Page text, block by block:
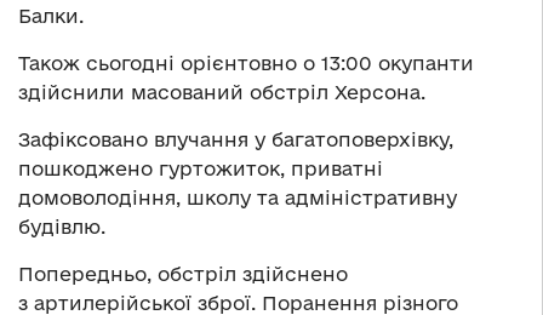
Балки.
Також сьогодні орієнтовно о 13:00 окупанти
здійснили масований обстріл Херсона.
Зафіксовано влучання у багатоповерхівку,
пошкоджено гуртожиток, приватні
домоволодіння, школу та адміністративну
будівлю.
Попередньо, обстріл здійснено
з артилерійської зброї. Поранення різного